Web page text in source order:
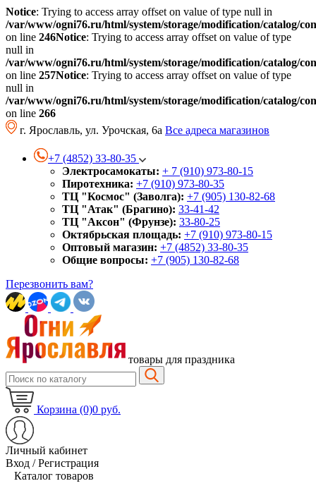
Notice: Trying to access array offset on value of type null in
/var/www/ogni76.ru/html/system/storage/modification/catalog/
on line 246Notice: Trying to access array offset on value of type
null in
/var/www/ogni76.ru/html/system/storage/modification/catalog/
on line 257Notice: Trying to access array offset on value of type
null in
/var/www/ogni76.ru/html/system/storage/modification/catalog/
on line 266
г. Ярославль, ул. Урочская, 6а Все адреса магазинов
+7 (4852) 33-80-35
Электросамокаты: + 7 (910) 973-80-15
Пиротехника: +7 (910) 973-80-35
ТЦ "Космос" (Заволга): +7 (905) 130-82-68
ТЦ "Атак" (Брагино): 33-41-42
ТЦ "Аксон" (Фрунзе): 33-80-25
Октябрьская площадь: +7 (910) 973-80-15
Оптовый магазин: +7 (4852) 33-80-35
Общие вопросы: +7 (905) 130-82-68
Перезвонить вам?
товары для праздника
Корзина (0)0 руб.
Личный кабинет
Вход / Регистрация
Каталог товаров